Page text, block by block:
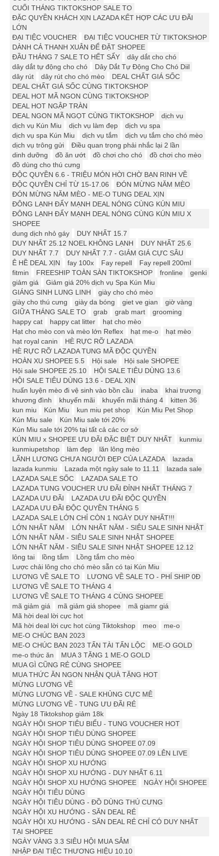
CUỐI THÁNG TIKTOKSHOP SALE TO
ĐẶC QUYỀN KHÁCH XỊN LAZADA KẾT HỢP CÁC ƯU ĐÃI
LỚN
ĐẠI TIỆC VOUCHER
ĐẠI TIỆC VOUCHER TỪ TIKTOKSHOP
DÀNH CẢ THANH XUÂN ĐỂ ĐẶT SHOPEE
ĐẦU THÁNG 7 SALE TO HẾT SẨY
dây dắt cho chó
dây dắt tự động cho chó
Dây Dắt Tự Động Cho Chó Diil
dây rút
dây rút cho chó mèo
DEAL CHẤT GIÁ SỐC
DEAL CHẤT GIÁ SỐC CÙNG TIKTOKSHOP
DEAL HOT MÃ NGON CÙNG TIKTOKSHOP
DEAL HOT NGẬP TRÀN
DEAL NGON MÃ NGỌT CÙNG TIKTOKSHOP
dịch vụ
dịch vụ Kún Miu
dịch vụ làm đẹp
dịch vụ spa
dịch vụ spa Kún Miu
dịch vụ tắm
dịch vụ tắm cho chó mèo
dịch vụ trông gửi
Điều quan trọng phải nhắc lại 2 lần
dinh dưỡng
đồ ăn ướt đồ chơi cho chó
đồ chơi cho mèo
đồ dùng cho thú cưng
ĐỘC QUYỀN 6.6 - TRIỆU MÓN HỜI CHỜ BẠN RINH VỀ
ĐỘC QUYỀN CHỈ TỪ 15-17.06
ĐÓN MỪNG NĂM MÈO
ĐÓN MỪNG NĂM MÈO - ME-O TUNG DEAL XỊN
ĐÔNG LẠNH ĐẨY MẠNH DEAL NÓNG CÙNG KÚN MIU
ĐÔNG LẠNH ĐẨY MẠNH DEAL NÓNG CÙNG KÚN MIU X
SHOPEE
dung dịch nhỏ gáy
DUY NHẤT 15.7
DUY NHẤT 25.12 ️️NOEL KHÔNG LẠNH
DUY NHẤT 25.6
DUY NHẤT 7.7
DUY NHẤT 7.7 - GIẢM GIÁ CỰC SÂU
Ê HỀ DEAL XỊN
fay 100x Fay repell
Fay repell 200ml
fitmin
FREESHIP TOÀN SÀN TIKTOKSHOP fronline
genki
giảm giá
Giảm giá 20% dịch vụ Spa Kún Miu
GIÁNG SINH LUNG LINH
giày cho chó mèo
giày cho thú cưng
giày da bóng giet ve gian
giờ vàng
GIỮA THÁNG SALE TO
grab grab mart
grooming
happy cat
happy cat litter
hạt cho mèo
Hạt cho mèo con và mèo lớn Reflex
hạt me-o
hạt mèo
hạt royal canin
HÈ RỰC RỠ LAZADA
HÈ RỰC RỠ LAZADA TUNG MÃ ĐỘC QUYỀN
HOÀN XU SHOPEE 5.5
Hội sale
Hội sale SHOPEE
Hội sale SHOPEE 25.10
HỘI SALE TIÊU DÙNG 13.6
HỘI SALE TIÊU DÙNG 13.6 - DEAL XỊN
huấn luyện mèo đi vệ sinh vào bồn cầu
inaba
khai trương
khương đình
khuyến mãi khuyến mãi tháng 4
kitten 36
kun miu
Kún Miu kun miu pet shop
Kún Miu Pet Shop
Kún Miu sale
Kún Miu sale tới 20%
Kún Miu sale tới 20% tại tất cả các cơ sở
KÚN MIU x SHOPEE ƯU ĐÃI ĐẶC BIỆT DUY NHẤT
kunmiu
kunmiupetshop
làm đẹp
lăn lông mèo
LÃNH LƯƠNG CHƯA NGƯỜI ĐẸP CỦA LAZADA
lazada
lazada kunmiu
Lazada một ngày sale to 11.11
lazada sale
LAZADA SALE SỐC
LAZADA SALE TO
LAZADA TUNG VOUCHER ƯU ĐÃI ĐỈNH NHẤT THÁNG 7
LAZADA ƯU ĐÃI
LAZADA ƯU ĐÃI ĐỘC QUYỀN
LAZADA ƯU ĐÃI ĐỘC QUYỀN THÁNG 5
LAZADA SALE LỚN CHỈ CÒN 1 NGÀY DUY NHẤT!!!
LỚN NHẤT NĂM
LỚN NHẤT NĂM - SIÊU SALE SINH NHẬT
LỚN NHẤT NĂM - SIÊU SALE SINH NHẬT SHOPEE
LỚN NHẤT NĂM - SIÊU SALE SINH NHẬT SHOPEE 12.12
lông tai
lồng tắm
Lồng tắm cho mèo
Lược chải lông cho chó mèo sẵn có tại Kún Miu
LƯƠNG VỀ SALE TO
LƯƠNG VỀ SALE TO - PHÍ SHIP 0Đ
LƯƠNG VỀ SALE TO THÁNG 4
LƯƠNG VỀ SALE TO THÁNG 4 CÙNG SHOPEE
mã giảm giá
mã giảm giá shopee
mã giamr giá
Mã hời deal lời cực hot
Mã hời deal lời cực hot cùng Tiktokshop
meo
me-o
ME-O CHÚC BẠN 2023
ME-O CHÚC BẠN 2023 TẤN TÀI TẤN LỘC
ME-O GOLD
me-o thức ăn
MUA 3 TẶNG 1 ME-O GOLD
MUA GÌ CŨNG RẺ CÙNG SHOPEE
MUA THỨC ĂN NGON NHẬN QUÀ TẶNG HOT
MỪNG LƯƠNG VỀ
MỪNG LƯƠNG VỀ - SALE KHỦNG CỰC MÊ
MỪNG LƯƠNG VỀ - TUNG ƯU ĐÃI RẺ
Ngày 18 Tiktokshop giảm 18k
NGÀY HỘI SHOP TIÊU BIỂU - TUNG VOUCHER HOT
NGÀY HỘI SHOP TIÊU DÙNG SHOPEE
NGÀY HỘI SHOP TIÊU DÙNG SHOPEE 07.09
NGÀY HỘI SHOP TIÊU DÙNG SHOPEE 07.09 LÊN LIVE
NGÀY HỘI SHOP XU HƯỚNG
NGÀY HỘI SHOP XU HƯỚNG - DUY NHẤT 6.11
NGÀY HỘI SHOP XU HƯỚNG SHOPEE
NGÀY HỘI SHOPEE
NGÀY HỘI TIÊU DÙNG
NGÀY HỘI TIÊU DÙNG - ĐỒ DÙNG THÚ CƯNG
NGÀY HỘI XU HƯỚNG - SĂN DEAL RẺ
NGÀY HỘI XU HƯỚNG - SĂN DEAL RẺ CHỈ CÓ DUY NHẤT
TẠI SHOPEE
NGÀY VÀNG 3.3 SIÊU HỘI MUA SẮM
NHẬP ĐẠI TIỆC THƯƠNG HIỆU 10.10